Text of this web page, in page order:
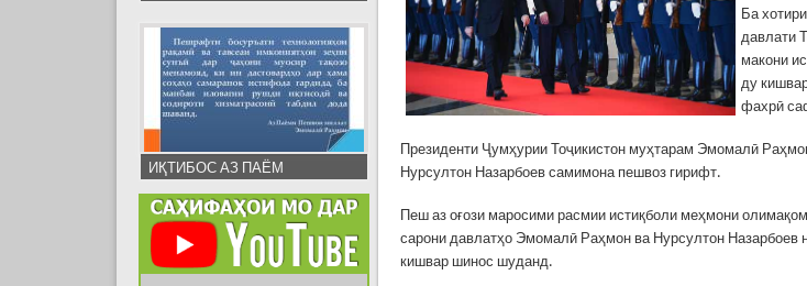
Ба
давлати
макони
ду
фахрӣ
Президенти Ҷумҳурии Тоҷикистон муҳтарам Эмомалӣ
Нурсултон Назарбоев самимона пешвоз гирифт.
Пеш аз оғози маросими расмии истиқболи меҳмони
сарони давлатҳо Эмомалӣ Раҳмон ва Нурсултон Назарбоев
кишвар шинос шуданд.
ИҚТИБОС АЗ ПАЁМ